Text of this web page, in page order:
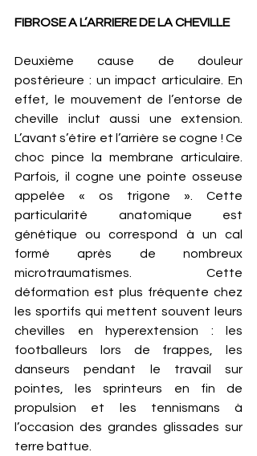
FIBROSE A L’ARRIERE DE LA CHEVILLE
Deuxième cause de douleur
postérieure : un impact articulaire. En
effet, le mouvement de l’entorse de
cheville inclut aussi une extension.
L’avant s’étire et l’arrière se cogne ! Ce
choc pince la membrane articulaire.
Parfois, il cogne une pointe osseuse
appelée « os trigone ». Cette
particularité anatomique est
génétique ou correspond à un cal
formé après de nombreux
microtraumatismes. Cette
déformation est plus fréquente chez
les sportifs qui mettent souvent leurs
chevilles en hyperextension : les
footballeurs lors de frappes, les
danseurs pendant le travail sur
pointes, les sprinteurs en fin de
propulsion et les tennismans à
l’occasion des grandes glissades sur
terre battue.